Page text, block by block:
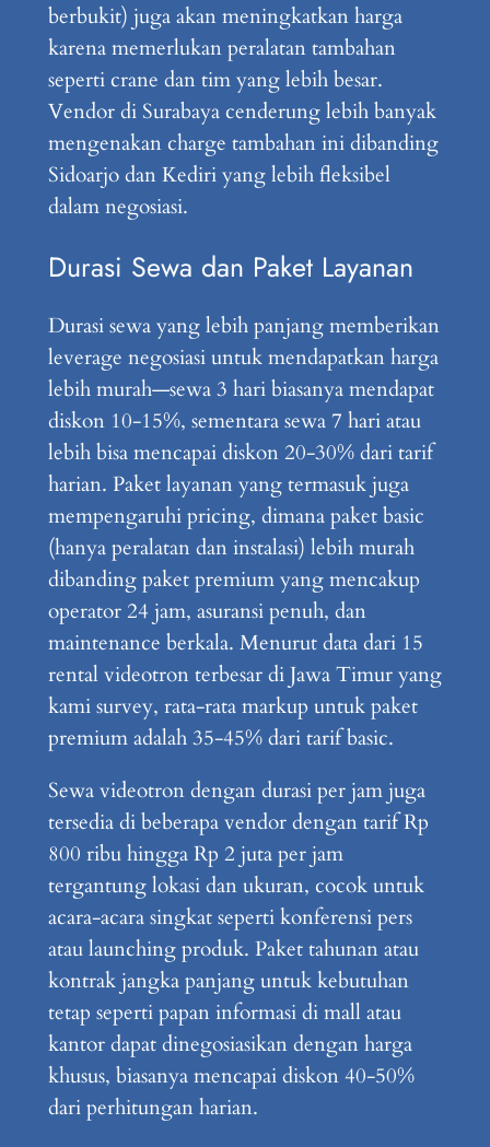
berbukit) juga akan meningkatkan harga
karena memerlukan peralatan tambahan
seperti crane dan tim yang lebih besar.
Vendor di Surabaya cenderung lebih banyak
mengenakan charge tambahan ini dibanding
Sidoarjo dan Kediri yang lebih fleksibel
dalam negosiasi.
Durasi Sewa dan Paket Layanan
Durasi sewa yang lebih panjang memberikan
leverage negosiasi untuk mendapatkan harga
lebih murah—sewa 3 hari biasanya mendapat
diskon 10-15%, sementara sewa 7 hari atau
lebih bisa mencapai diskon 20-30% dari tarif
harian. Paket layanan yang termasuk juga
mempengaruhi pricing, dimana paket basic
(hanya peralatan dan instalasi) lebih murah
dibanding paket premium yang mencakup
operator 24 jam, asuransi penuh, dan
maintenance berkala. Menurut data dari 15
rental videotron terbesar di Jawa Timur yang
kami survey, rata-rata markup untuk paket
premium adalah 35-45% dari tarif basic.
Sewa videotron dengan durasi per jam juga
tersedia di beberapa vendor dengan tarif Rp
800 ribu hingga Rp 2 juta per jam
tergantung lokasi dan ukuran, cocok untuk
acara-acara singkat seperti konferensi pers
atau launching produk. Paket tahunan atau
kontrak jangka panjang untuk kebutuhan
tetap seperti papan informasi di mall atau
kantor dapat dinegosiasikan dengan harga
khusus, biasanya mencapai diskon 40-50%
dari perhitungan harian.